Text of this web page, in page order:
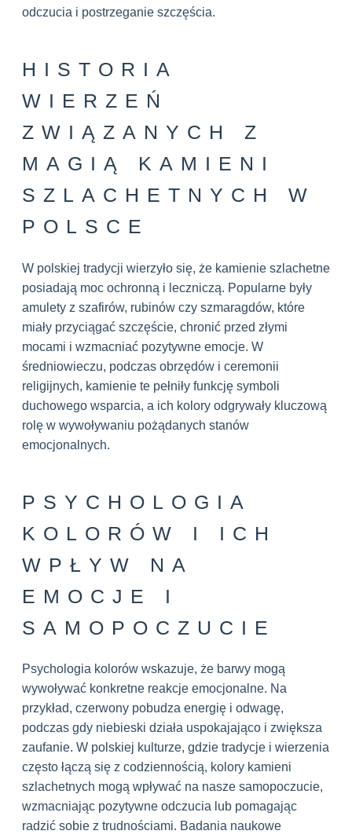
odczucia i postrzeganie szczęścia.
HISTORIA
WIERZEŃ
ZWIĄZANYCH Z
MAGIĄ KAMIENI
SZLACHETNYCH W
POLSCE
W polskiej tradycji wierzyło się, że kamienie szlachetne
posiadają moc ochronną i leczniczą. Popularne były
amulety z szafirów, rubinów czy szmaragdów, które
miały przyciągać szczęście, chronić przed złymi
mocami i wzmacniać pozytywne emocje. W
średniowieczu, podczas obrzędów i ceremonii
religijnych, kamienie te pełniły funkcję symboli
duchowego wsparcia, a ich kolory odgrywały kluczową
rolę w wywoływaniu pożądanych stanów
emocjonalnych.
PSYCHOLOGIA
KOLORÓW I ICH
WPŁYW NA
EMOCJE I
SAMOPOCZUCIE
Psychologia kolorów wskazuje, że barwy mogą
wywoływać konkretne reakcje emocjonalne. Na
przykład, czerwony pobudza energię i odwagę,
podczas gdy niebieski działa uspokajająco i zwiększa
zaufanie. W polskiej kulturze, gdzie tradycje i wierzenia
często łączą się z codziennością, kolory kamieni
szlachetnych mogą wpływać na nasze samopoczucie,
wzmacniając pozytywne odczucia lub pomagając
radzić sobie z trudnościami. Badania naukowe